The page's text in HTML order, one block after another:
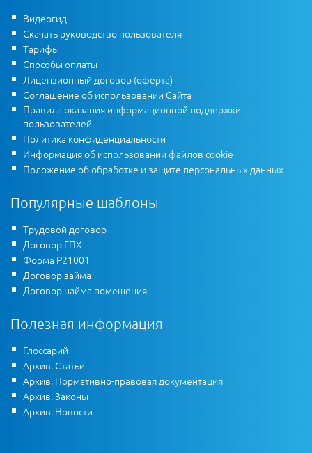
Видеогид
Скачать руководство пользователя
Тарифы
Способы оплаты
Лицензионный договор (оферта)
Соглашение об использовании Сайта
Правила оказания информационной поддержки
пользователей
Политика конфиденциальности
Информация об использовании файлов cookie
Положение об обработке и защите персональных данных
Популярные шаблоны
Трудовой договор
Договор ГПХ
Форма Р21001
Договор займа
Договор найма помещения
Полезная информация
Глоссарий
Архив. Статьи
Архив. Нормативно-правовая документация
Архив. Законы
Архив. Новости